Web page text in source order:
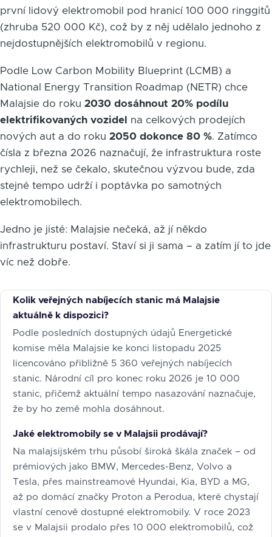
první lidový elektromobil pod hranicí 100 000 ringgitů
(zhruba 520 000 Kč), což by z něj udělalo jednoho z
nejdostupnějších elektromobilů v regionu.
Podle Low Carbon Mobility Blueprint (LCMB) a
National Energy Transition Roadmap (NETR) chce
Malajsie do roku 2030 dosáhnout 20% podílu
elektrifikovaných vozidel
na celkových prodejích
nových aut a do roku 2050 dokonce 80 %. Zatímco
čísla z března 2026 naznačují, že infrastruktura roste
rychleji, než se čekalo, skutečnou výzvou bude, zda
stejné tempo udrží i poptávka po samotných
elektromobilech.
Jedno je jisté: Malajsie nečeká, až jí někdo
infrastrukturu postaví. Staví si ji sama – a zatím jí to jde
víc než dobře.
Kolik veřejných nabíjecích stanic má Malajsie
aktuálně k dispozici?
Podle posledních dostupných údajů Energetické
komise měla Malajsie ke konci listopadu 2025
licencováno přibližně 5 360 veřejných nabíjecích
stanic. Národní cíl pro konec roku 2026 je 10 000
stanic, přičemž aktuální tempo nasazování naznačuje,
že by ho země mohla dosáhnout.
Jaké elektromobily se v Malajsii prodávají?
Na malajsijském trhu působí široká škála značek – od
prémiových jako BMW, Mercedes-Benz, Volvo a
Tesla, přes mainstreamové Hyundai, Kia, BYD a MG,
až po domácí značky Proton a Perodua, které chystají
vlastní cenově dostupné elektromobily. V roce 2023
se v Malajsii prodalo přes 10 000 elektromobilů, což